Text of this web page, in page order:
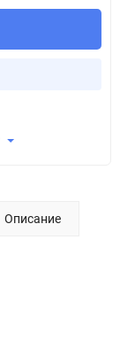
Описание